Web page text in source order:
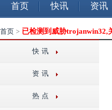
首页 快讯 资讯
首页 > 已检测到威胁trojanwin32,
快讯
资讯
热点